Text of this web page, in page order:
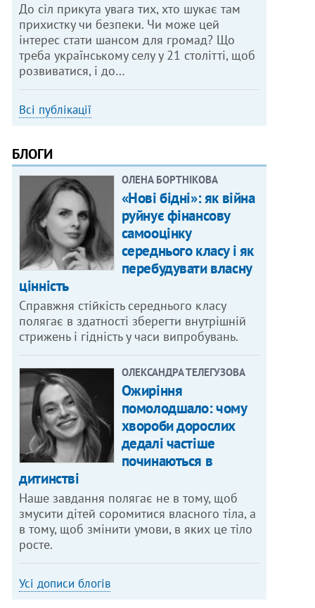
До сіл прикута увага тих, хто шукає там
прихистку чи безпеки. Чи може цей
інтерес стати шансом для громад? Що
треба українському селу у 21 столітті, щоб
розвиватися, і до…
Всі публікації
БЛОГИ
ОЛЕНА БОРТНІКОВА
«Нові бідні»: як війна
руйнує фінансову
самооцінку
середнього класу і як
перебудувати власну
цінність
Справжня стійкість середнього класу
полягає в здатності зберегти внутрішній
стрижень і гідність у часи випробувань.
ОЛЕКСАНДРА ТЕЛЕГУЗОВА
Ожиріння
помолодшало: чому
хвороби дорослих
дедалі частіше
починаються в
дитинстві
Наше завдання полягає не в тому, щоб
змусити дітей соромитися власного тіла, а
в тому, щоб змінити умови, в яких це тіло
росте.
Усі дописи блогів